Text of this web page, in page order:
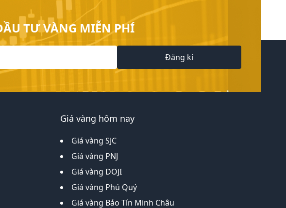
TƯ VÀNG MIỄN PHÍ
Đăng kí
Giá vàng hôm nay
Giá vàng SJC
Giá vàng PNJ
Giá vàng DOJI
Giá vàng Phú Quý
Giá vàng Bảo Tín Minh Châu